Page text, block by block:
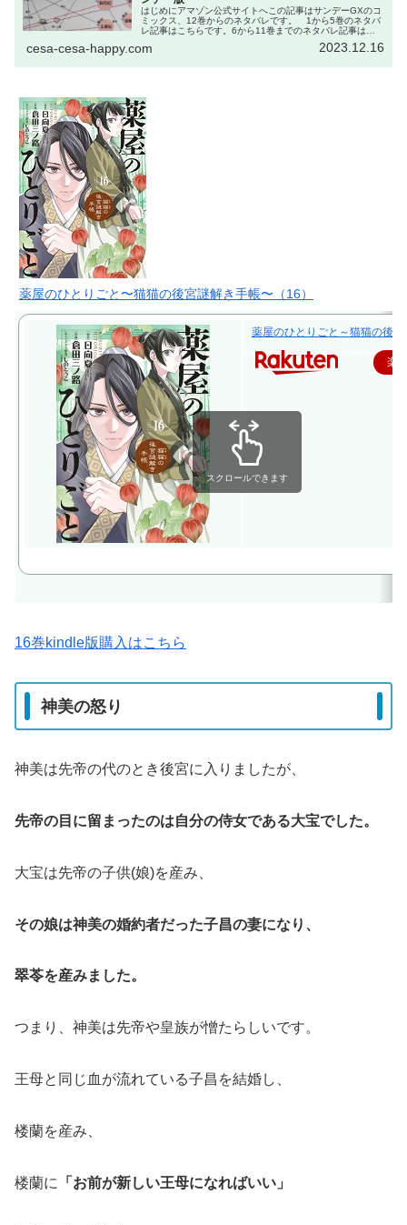
はじめにアマゾン公式サイトへこの記事はサンデーGXのコ
ミックス、12巻からのネタバレです。 1から5巻のネタバ
レ記事はこちらです。6から11巻までのネタバレ記事はこ
『うぇぶり』というアプリで...
cesa-cesa-happy.com 2023.12.16
薬屋のひとりごと〜猫猫の後宮謎解き手帳〜（16）
薬屋のひとりごと～猫猫の後
楽
スクロールできます
16巻kindle版購入はこちら
神美の怒り
神美は先帝の代のとき後宮に入りましたが、
先帝の目に留まったのは自分の侍女である大宝でした。
大宝は先帝の子供(娘)を産み、
その娘は神美の婚約者だった子昌の妻になり、
翠苓を産みました。
つまり、神美は先帝や皇族が憎たらしいです。
王母と同じ血が流れている子昌を結婚し、
楼蘭を産み、
楼蘭に 「お前が新しい王母になればいい」